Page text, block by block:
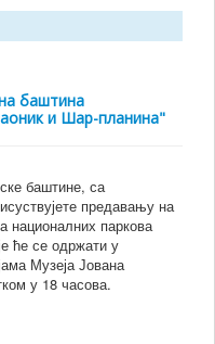
баштина
и Шар-планина"
баштине, са
предавању на
националних паркова
ће се одржати у
Музеја Јована
у 18 часова.